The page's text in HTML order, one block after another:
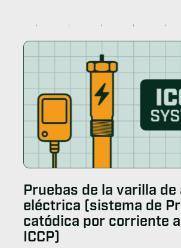
Pruebas de la varilla de
eléctrica (sistema de
catódica por corriente
ICCP)